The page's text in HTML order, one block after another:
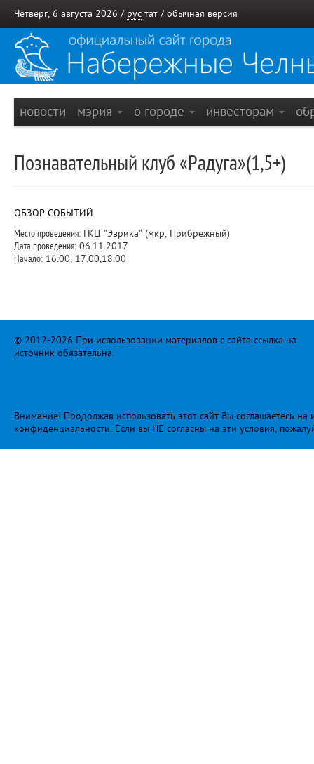
Четверг, 6 августа 2026 / рус тат / обычная версия
новости мэрия о городе инвесторам
Познавательный клуб «Радуга»(1,5+)
ОБЗОР СОБЫТИЙ
Место проведения: ГКЦ "Эврика" (мкр, Прибрежный)
Дата проведения: 06.11.2017
Начало: 16.00, 17.00,18.00
© 2012-2026 При использовании материалов с сайта ссылка на
источник обязательна.
Внимание! Продолжая использовать этот сайт Вы соглашаетесь
конфиденциальности. Если вы НЕ согласны на эти условия,